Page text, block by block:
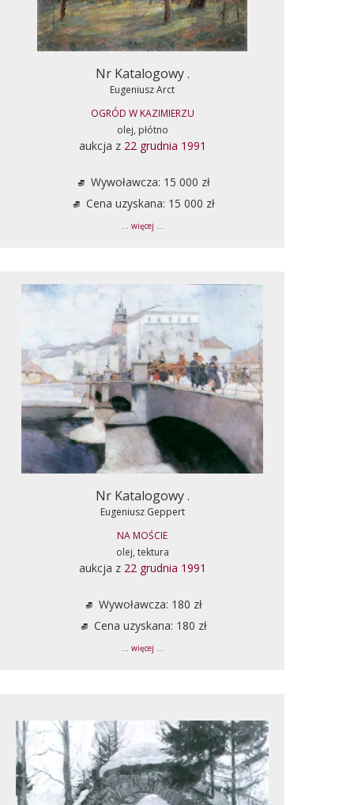
Nr Katalogowy .
Eugeniusz Arct
OGRÓD W KAZIMIERZU
olej, płótno
aukcja z 22 grudnia 1991
Wywoławcza: 15 000 zł
Cena uzyskana: 15 000 zł
... więcej ...
Nr Katalogowy .
Eugeniusz Geppert
NA MOŚCIE
olej, tektura
aukcja z 22 grudnia 1991
Wywoławcza: 180 zł
Cena uzyskana: 180 zł
... więcej ...